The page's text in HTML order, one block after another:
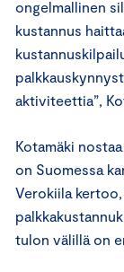
ongelmallinen
kustannus
aktiviteettia”,
Kotamäki
on Suomessa
Verokiila
tulon välillä on